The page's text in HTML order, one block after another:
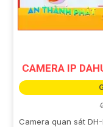
CAMERA IP
Camera quan sát